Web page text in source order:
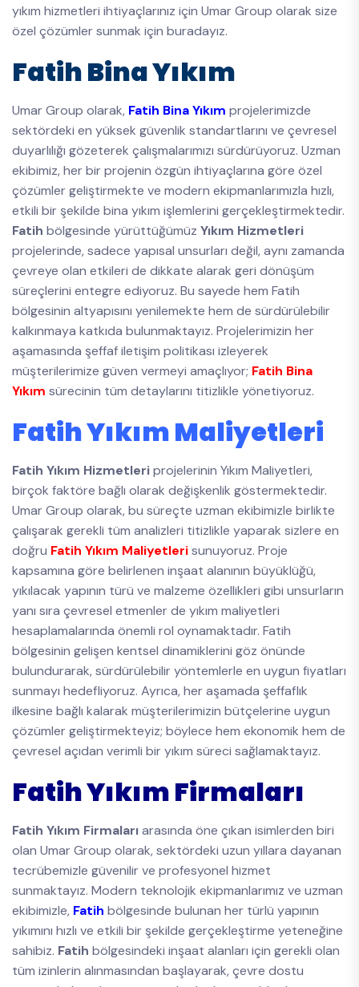
yıkım hizmetleri ihtiyaçlarınız için Umar Group olarak size
özel çözümler sunmak için buradayız.
Fatih Bina Yıkım
Umar Group olarak, Fatih Bina Yıkım projelerimizde
sektördeki en yüksek güvenlik standartlarını ve çevresel
duyarlılığı gözeterek çalışmalarımızı sürdürüyoruz. Uzman
ekibimiz, her bir projenin özgün ihtiyaçlarına göre özel
çözümler geliştirmekte ve modern ekipmanlarımızla hızlı,
etkili bir şekilde bina yıkım işlemlerini gerçekleştirmektedir.
Fatih bölgesinde yürüttüğümüz Yıkım Hizmetleri
projelerinde, sadece yapısal unsurları değil, aynı zamanda
çevreye olan etkileri de dikkate alarak geri dönüşüm
süreçlerini entegre ediyoruz. Bu sayede hem Fatih
bölgesinin altyapısını yenilemekte hem de sürdürülebilir
kalkınmaya katkıda bulunmaktayız. Projelerimizin her
aşamasında şeffaf iletişim politikası izleyerek
müşterilerimize güven vermeyi amaçlıyor; Fatih Bina
Yıkım sürecinin tüm detaylarını titizlikle yönetiyoruz.
Fatih Yıkım Maliyetleri
Fatih Yıkım Hizmetleriprojelerinin Yıkım Maliyetleri,
birçok faktöre bağlı olarak değişkenlik göstermektedir.
Umar Group olarak, bu süreçte uzman ekibimizle birlikte
çalışarak gerekli tüm analizleri titizlikle yaparak sizlere en
doğru Fatih Yıkım Maliyetlerisunuyoruz. Proje
kapsamına göre belirlenen inşaat alanının büyüklüğü,
yıkılacak yapının türü ve malzeme özellikleri gibi unsurların
yanı sıra çevresel etmenler de yıkım maliyetleri
hesaplamalarında önemli rol oynamaktadır. Fatih
bölgesinin gelişen kentsel dinamiklerini göz önünde
bulundurarak, sürdürülebilir yöntemlerle en uygun fiyatları
sunmayı hedefliyoruz. Ayrıca, her aşamada şeffaflık
ilkesine bağlı kalarak müşterilerimizin bütçelerine uygun
çözümler geliştirmekteyiz; böylece hem ekonomik hem de
çevresel açıdan verimli bir yıkım süreci sağlamaktayız.
Fatih Yıkım Firmaları
Fatih Yıkım Firmalarıarasında öne çıkan isimlerden biri
olan Umar Group olarak, sektördeki uzun yıllara dayanan
tecrübemizle güvenilir ve profesyonel hizmet
sunmaktayız. Modern teknolojik ekipmanlarımız ve uzman
ekibimizle, Fatih bölgesinde bulunan her türlü yapının
yıkımını hızlı ve etkili bir şekilde gerçekleştirme yeteneğine
sahibiz. Fatih bölgesindeki inşaat alanları için gerekli olan
tüm izinlerin alınmasından başlayarak, çevre dostu